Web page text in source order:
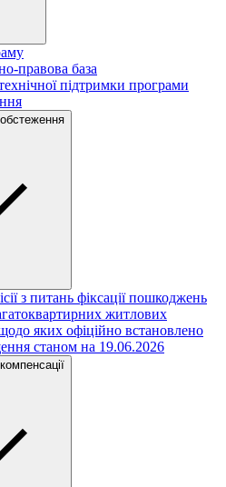
правова база
підтримки програми
з питань фіксації пошкоджень
житлових
яких офіційно встановлено
станом на 19.06.2026